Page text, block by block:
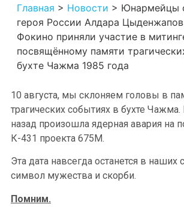
Главная > Новости > Юнармейцы
героя России Алдара
Фокино приняли участие в
посвящённому памяти
бухте Чажма 1985 года
10 августа, мы склоняем головы в
трагических событиях в бухте
назад произошла ядерная авария на
К-431 проекта 675М.
Эта дата навсегда останется в наших
символ мужества и скорби.
Помним.